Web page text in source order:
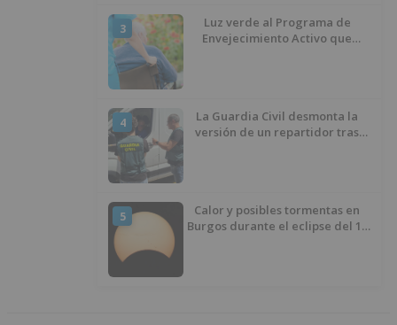
3
Luz verde al Programa de
Envejecimiento Activo que
4
La Guardia Civil desmonta la
versión de un repartidor tras
5
Calor y posibles tormentas en
Burgos durante el eclipse del 12